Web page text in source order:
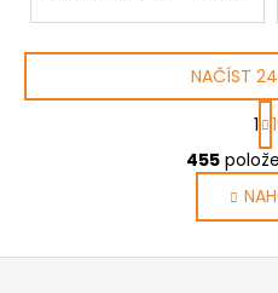
l
NAČÍST
t
r
1
455
Z